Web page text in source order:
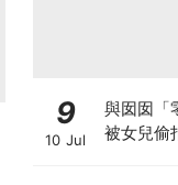
9
10 Jul
與囡囡「
被女兒偷